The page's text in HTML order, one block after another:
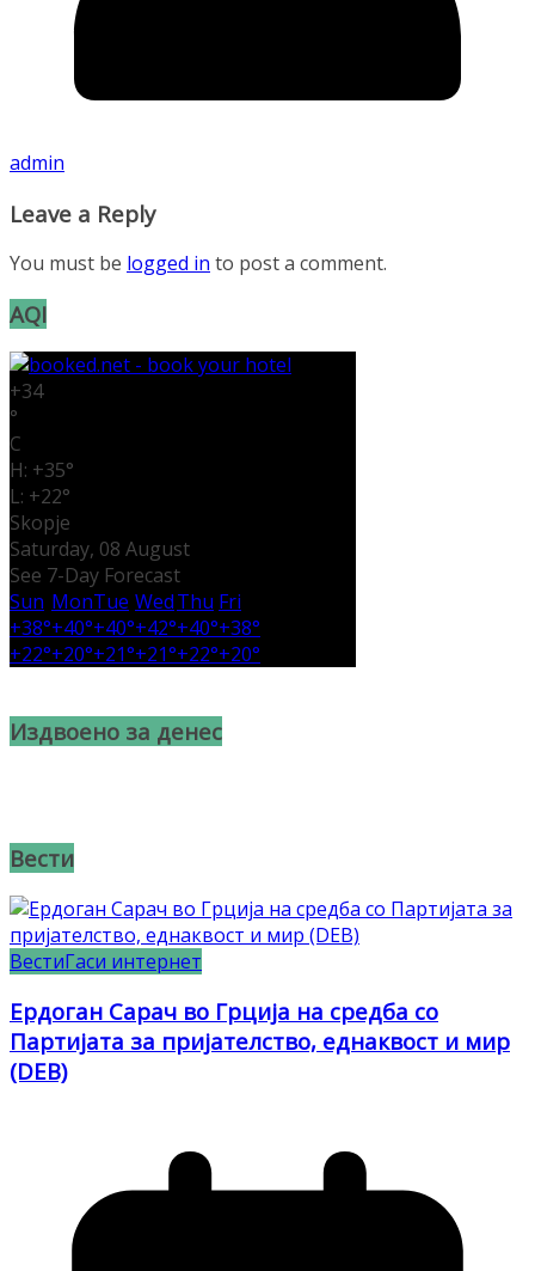
admin
Leave a Reply
You must be logged in to post a comment.
AQI
+34
°
C
H: +35°
L: +22°
Skopje
Saturday, 08 August
See 7-Day Forecast
Sun MonTue WedThu Fri
+38°+40°+40°+42°+40°+38°
+22°+20°+21°+21°+22°+20°
Издвоено за денес
Вести
ВестиГаси интернет
Ердоган Сарач во Грција на средба со
Партијата за пријателство, еднаквост и мир
(DEB)